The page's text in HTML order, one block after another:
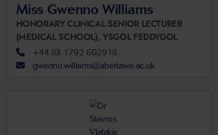
Miss Gwenno Williams
HONORARY CLINICAL SENIOR LECTURER
(MEDICAL SCHOOL), YSGOL FEDDYGOL
+44 (0) 1792 602918
gwenno.williams@abertawe.ac.uk